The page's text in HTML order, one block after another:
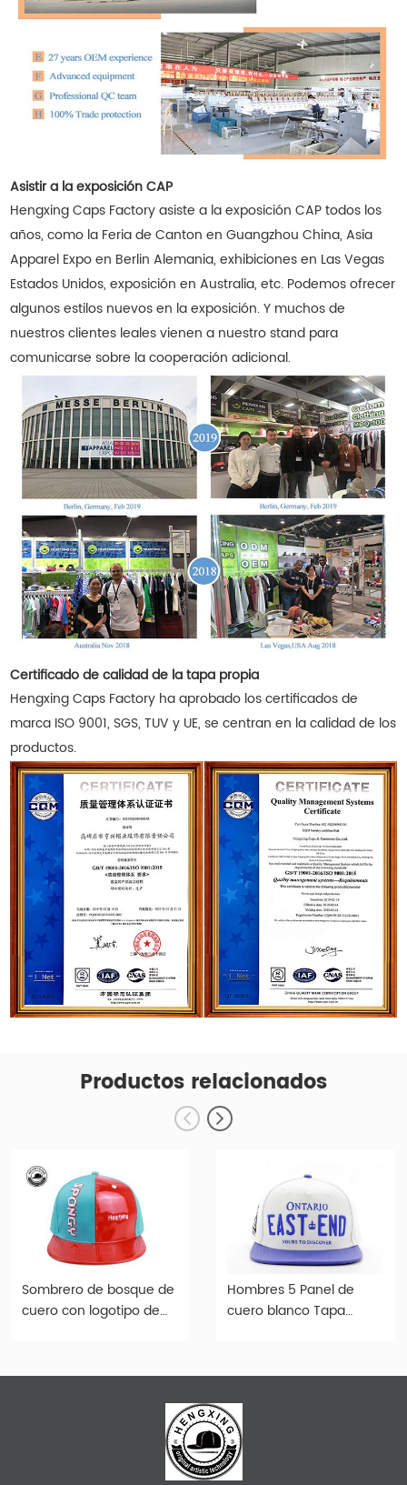
Asistir a la exposición CAP
Hengxing Caps Factory asiste a la exposición CAP todos los
años, como la Feria de Canton en Guangzhou China, Asia
Apparel Expo en Berlin Alemania, exhibiciones en Las Vegas
Estados Unidos, exposición en Australia, etc. Podemos ofrecer
algunos estilos nuevos en la exposición. Y muchos de
nuestros clientes leales vienen a nuestro stand para
comunicarse sobre la cooperación adicional.
Certificado de calidad de la tapa propia
Hengxing Caps Factory ha aprobado los certificados de
marca ISO 9001, SGS, TUV y UE, se centran en la calidad de los
productos.
Productos relacionados
Sombrero de bosque de
cuero con logotipo de
Hombres 5 Panel de
cuero blanco Tapa